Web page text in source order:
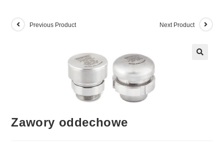
Previous Product Next Product
Zawory oddechowe